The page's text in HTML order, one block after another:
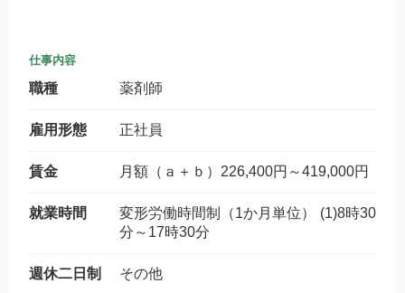
仕事内容
職種 薬剤師
雇用形態 正社員
賃金 月額（ａ＋ｂ）226,400円～419,000円
就業時間
変形労働時間制（1か月単位） (1)8時30
分～17時30分
週休二日制 その他